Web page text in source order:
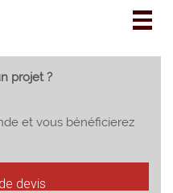
projet ?
et vous bénéficierez
devis